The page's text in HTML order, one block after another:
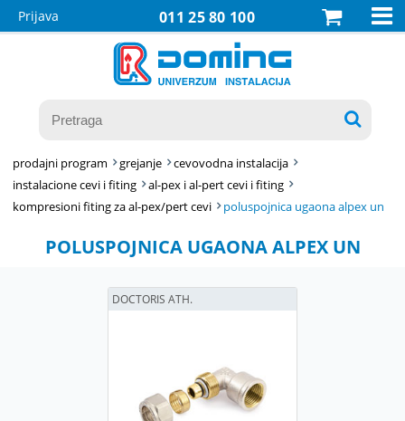
011 25 80 100
Prijava 

prodajni program grejanje
cevovodna instalacija
instalacione cevi i fiting
al-pex i al-pert cevi i fiting
kompresioni fiting za al-pex/pert cevi
poluspojnica ugaona alpex un
POLUSPOJNICA UGAONA ALPEX UN
DOCTORIS ATH.